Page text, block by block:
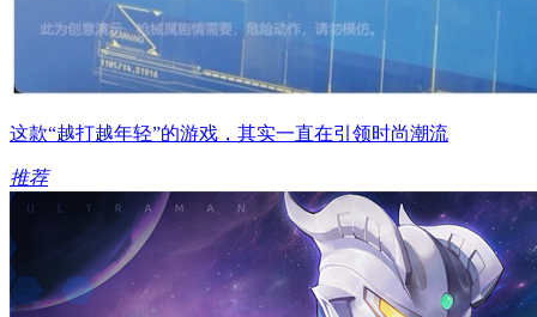
这款“越打越年轻”的游戏，其实一直在引领时尚潮流
推荐